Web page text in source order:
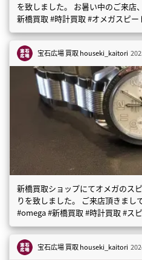
を致しました。 お暑い中のご来店
新橋買取 #時計買取 #オメガスピー
宝石広場 買取houseki_kaitori
新橋買取ショップにてオメガのス
りを致しました。 ご来店頂きまし
#omega #新橋買取 #時計買取 #ス
宝石広場 買取houseki_kaitori